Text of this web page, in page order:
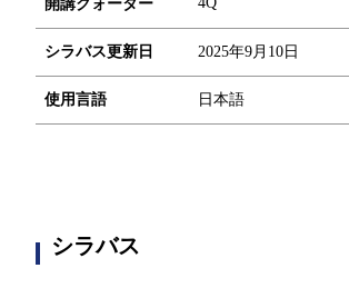
開講クォーター
シラバス更新日 2025年9月10日
使用言語 日本語
シラバス